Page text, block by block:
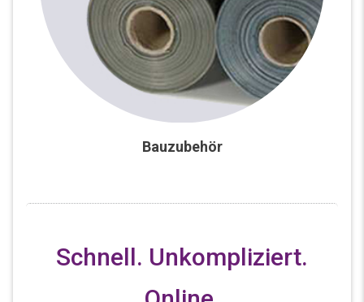
Bauzubehör
Schnell. Unkompliziert.